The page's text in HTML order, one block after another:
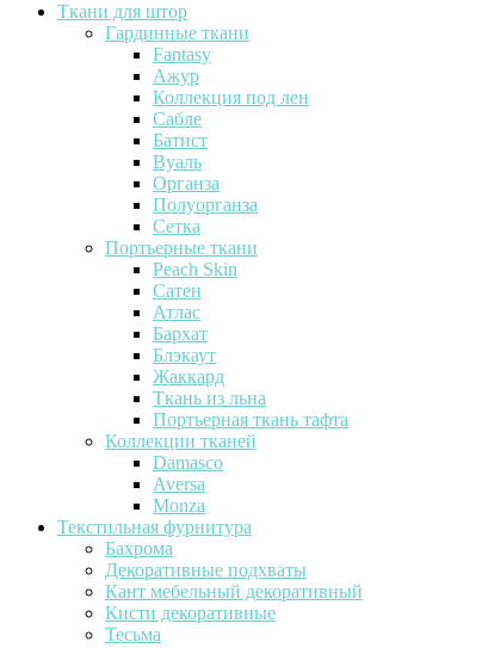
Ткани для штор
Гардинные ткани
Fantasy
Ажур
Коллекция под лен
Сабле
Батист
Вуаль
Органза
Полуорганза
Сетка
Портьерные ткани
Peach Skin
Сатен
Атлас
Бархат
Блэкаут
Жаккард
Ткань из льна
Портьерная ткань тафта
Коллекции тканей
Damasco
Aversa
Monza
Текстильная фурнитура
Бахрома
Декоративные подхваты
Кант мебельный декоративный
Кисти декоративные
Тесьма